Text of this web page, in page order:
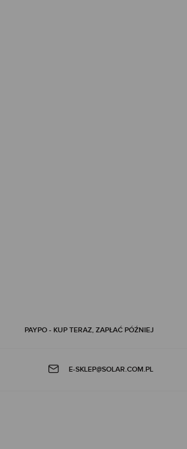
PAYPO - KUP TERAZ, ZAPŁAĆ PÓŹNIEJ
E-SKLEP@SOLAR.COM.PL